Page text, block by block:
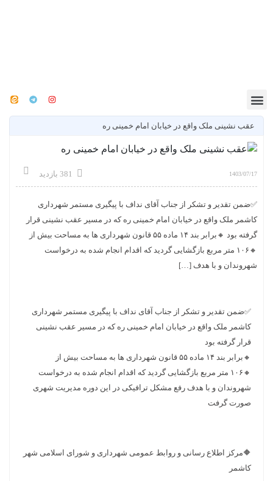
عقب نشینی ملک واقع در خیابان امام خمینی ره
1403/07/17 381 بازدید
✅ضمن تقدیر و تشکر از جناب آقای نداف با پیگیری مستمر شهرداری
کاشمر ملک واقع در خیابان امام خمینی ره که در مسیر عقب نشینی قرار
گرفته بود 🔸برابر بند ۱۴ ماده ۵۵ قانون شهرداری ها به مساحت بیش از
🔸۱۰۶ متر مربع بازگشایی گردید که اقدام انجام شده به درخواست
شهروندان و با هدف […]
✅ضمن تقدیر و تشکر از جناب آقای نداف با پیگیری مستمر شهرداری
کاشمر ملک واقع در خیابان امام خمینی ره که در مسیر عقب نشینی
قرار گرفته بود
🔸برابر بند ۱۴ ماده ۵۵ قانون شهرداری ها به مساحت بیش از
🔸۱۰۶ متر مربع بازگشایی گردید که اقدام انجام شده به درخواست
شهروندان و با هدف رفع مشکل ترافیکی در این دوره مدیریت شهری
صورت گرفت
🔶مرکز اطلاع رسانی و روابط عمومی شهرداری و شورای اسلامی شهر
کاشمر